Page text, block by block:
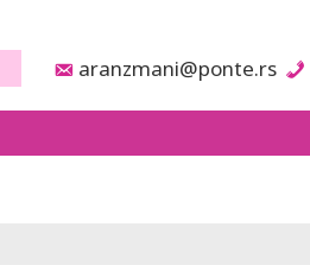
aranzmani@ponte.rs